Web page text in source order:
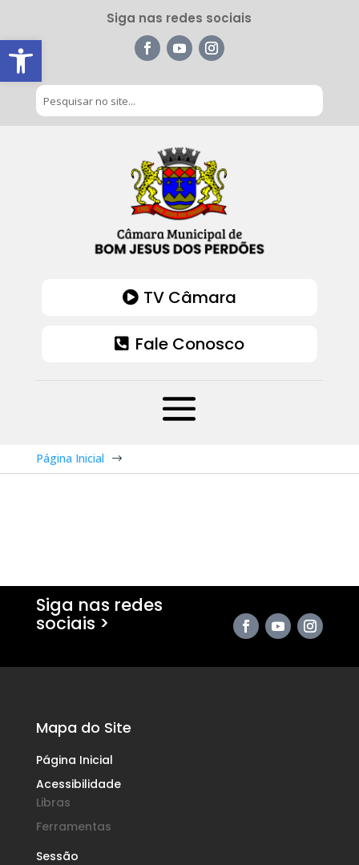
Barra de Ferramentas Aberta
Siga nas redes sociais
TV Câmara
Fale Conosco
Página Inicial $
Siga nas redes
sociais >
Mapa do Site
Página Inicial
Acessibilidade
Libras
Ferramentas
Sessão